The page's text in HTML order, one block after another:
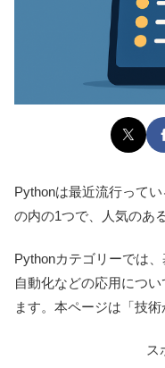
Pythonは最近流行って
の内の1つで、人気のあ
Pythonカテゴリーでは
自動化などの応用につ
ます。本ページは「技
ス